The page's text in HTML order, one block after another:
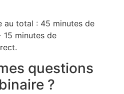
au total : 45 minutes de
minutes de
questions
?